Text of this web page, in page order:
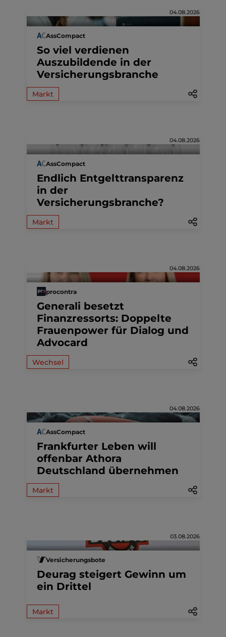
04.08.2026
AssCompact
So viel verdienen
Auszubildende in der
Versicherungsbranche
Markt
04.08.2026
AssCompact
Endlich Entgelttransparenz
in der
Versicherungsbranche?
Markt
04.08.2026
procontra
Generali besetzt
Finanzressorts: Doppelte
Frauenpower für Dialog und
Advocard
Wechsel
04.08.2026
AssCompact
Frankfurter Leben will
offenbar Athora
Deutschland übernehmen
Markt
03.08.2026
Versicherungsbote
Deurag steigert Gewinn um
ein Drittel
Markt